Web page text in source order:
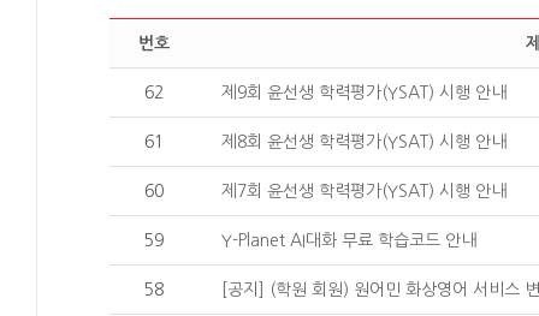
번호
62 제9회 윤선생 학력평가(YSAT) 시행 안내
61 제8회 윤선생 학력평가(YSAT) 시행 안내
60 제7회 윤선생 학력평가(YSAT) 시행 안내
59 Y-Planet AI대화 무료 학습코드 안내
58 [공지] (학원 회원) 원어민 화상영어 서비스